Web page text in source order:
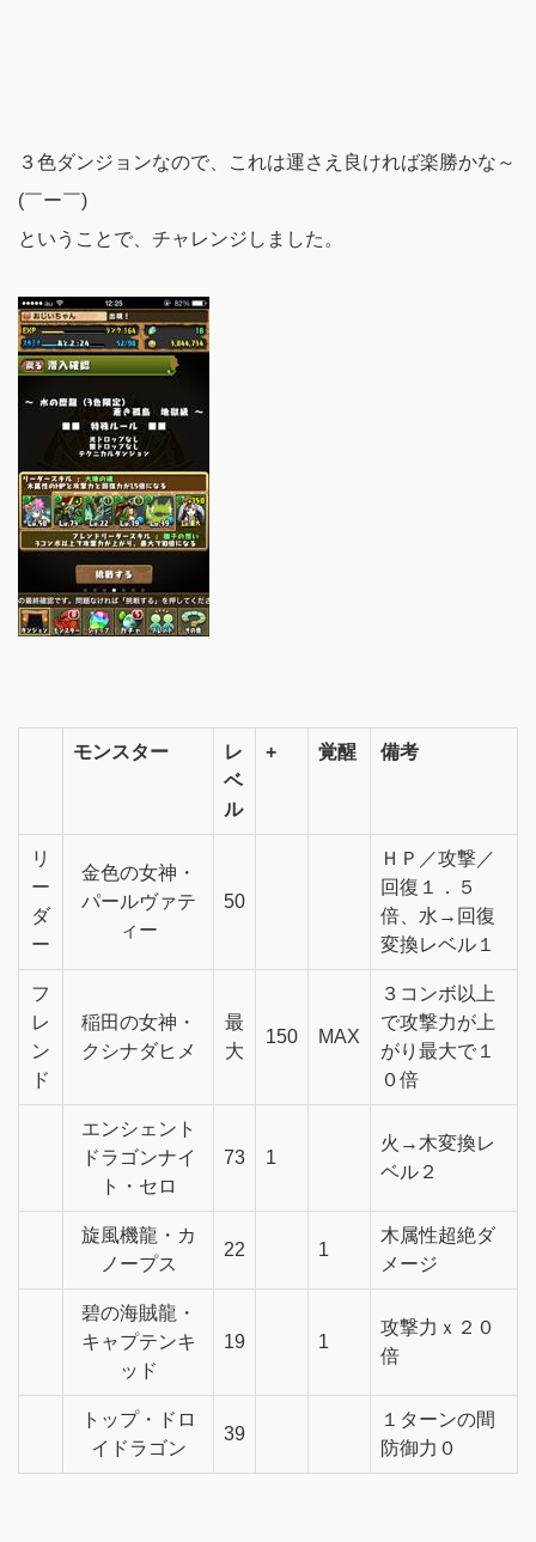
３色ダンジョンなので、これは運さえ良ければ楽勝かな～
(￣ー￣)
ということで、チャレンジしました。
モンスター
レ
ベ
ル
+ 覚醒 備考
リ
ー
ダ
ー
金色の女神・
パールヴァテ
ィー
50
ＨＰ／攻撃／
回復１．５
倍、水→回復
変換レベル１
フ
レ
ン
ド
稲田の女神・
クシナダヒメ
最
大
150 MAX
３コンボ以上
で攻撃力が上
がり最大で１
０倍
エンシェント
ドラゴンナイ
ト・セロ
73 1
火→木変換レ
ベル２
旋風機龍・カ
ノープス
22 1
木属性超絶ダ
メージ
碧の海賊龍・
キャプテンキ
ッド
19 1
攻撃力ｘ２０
倍
トップ・ドロ
イドラゴン
39
１ターンの間
防御力０